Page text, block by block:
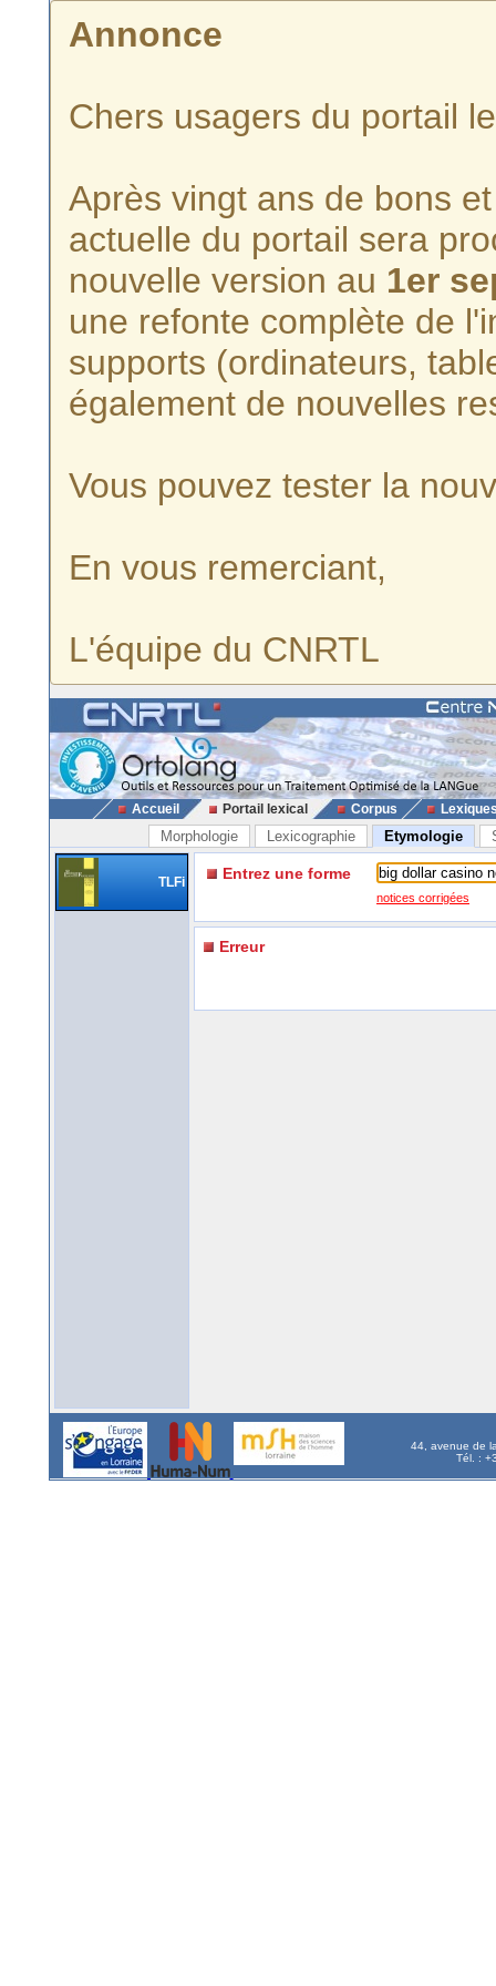
Annonce
Chers usagers du portail
Après vingt ans de bons
actuelle du portail sera
nouvelle version au 1er
une refonte complète de
supports (ordinateurs,
également de nouvelles
Vous pouvez tester la
En vous remerciant,
L'équipe du CNRTL
Accueil Portail lexical Corpus
Morphologie Lexicographie Etymologie
TLFi Entrez une forme
notices corrigées
Erreur
44, avenue de
Tél. :